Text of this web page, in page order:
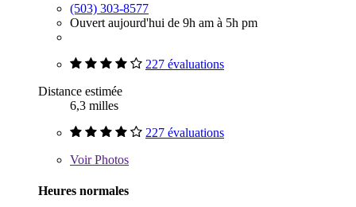
(503) 303-8577
Ouvert aujourd'hui de 9h am à 5h pm
227 évaluations
Distance estimée
6,3 milles
227 évaluations
VoirPhotos
Heures normales